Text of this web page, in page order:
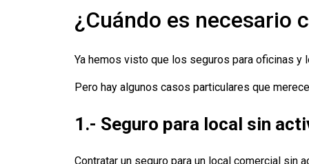
¿Cuándo es necesario
Ya hemos visto que los seguros para oficinas
Pero hay algunos casos particulares que
1.- Seguro para local sin
Contratar un seguro para un local comercial